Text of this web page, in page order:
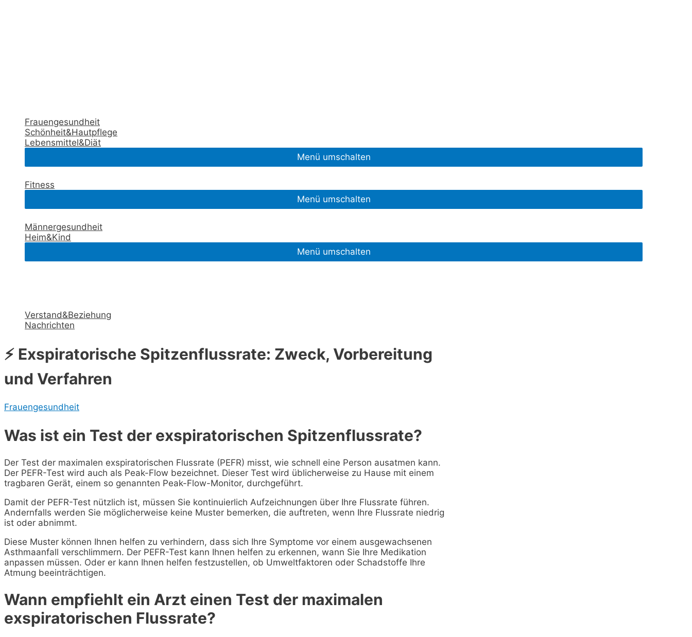
Frauengesundheit
Schönheit&Hautpflege
Lebensmittel&Diät
Menü umschalten
Fitness
Menü umschalten
Männergesundheit
Heim&Kind
Menü umschalten
Verstand&Beziehung
Nachrichten
⚡ Exspiratorische Spitzenflussrate: Zweck, Vorbereitung
und Verfahren
Frauengesundheit
Was ist ein Test der exspiratorischen Spitzenflussrate?
Der Test der maximalen exspiratorischen Flussrate (PEFR) misst, wie schnell eine Person ausatmen kann.
Der PEFR-Test wird auch als Peak-Flow bezeichnet. Dieser Test wird üblicherweise zu Hause mit einem
tragbaren Gerät, einem so genannten Peak-Flow-Monitor, durchgeführt.
Damit der PEFR-Test nützlich ist, müssen Sie kontinuierlich Aufzeichnungen über Ihre Flussrate führen.
Andernfalls werden Sie möglicherweise keine Muster bemerken, die auftreten, wenn Ihre Flussrate niedrig
ist oder abnimmt.
Diese Muster können Ihnen helfen zu verhindern, dass sich Ihre Symptome vor einem ausgewachsenen
Asthmaanfall verschlimmern. Der PEFR-Test kann Ihnen helfen zu erkennen, wann Sie Ihre Medikation
anpassen müssen. Oder er kann Ihnen helfen festzustellen, ob Umweltfaktoren oder Schadstoffe Ihre
Atmung beeinträchtigen.
Wann empfiehlt ein Arzt einen Test der maximalen
exspiratorischen Flussrate?